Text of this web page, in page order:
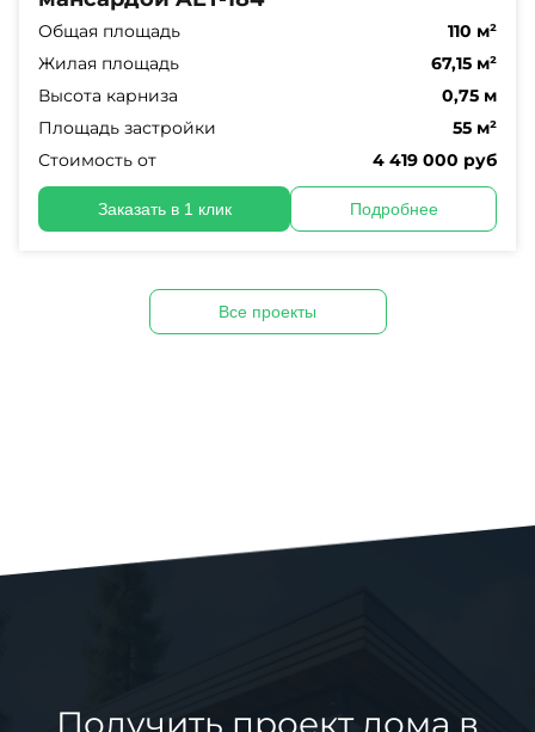
Общая площадь
110 м²
Жилая площадь
67,15 м²
Высота карниза
0,75 м
Площадь застройки
55 м²
Стоимость от
4 419 000 руб
Заказать в 1 клик Подробнее
Все проекты
Получить проект дома в